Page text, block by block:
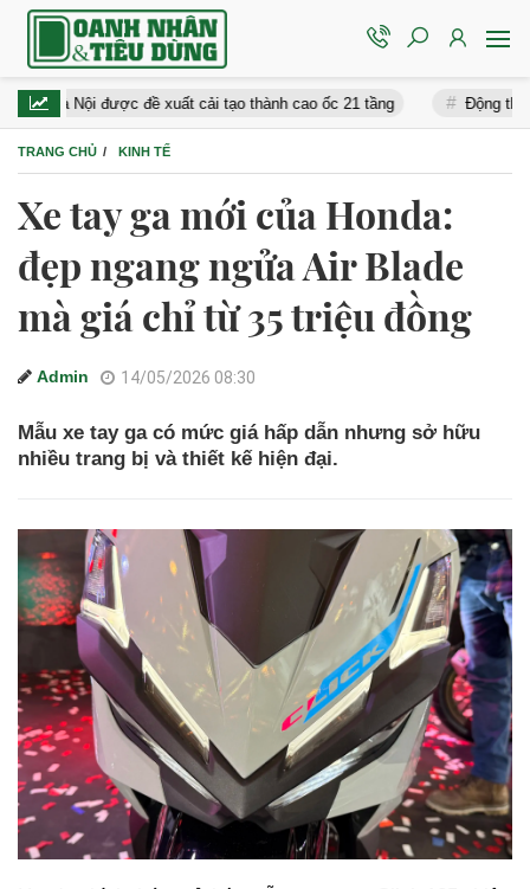
được đề xuất cải tạo thành cao ốc 21 tầng Động thái mới của
TRANG CHỦ KINH TẾ
Xe tay ga mới của Honda:
đẹp ngang ngửa Air Blade
mà giá chỉ từ 35 triệu đồng
Admin 14/05/2026 08:30
Mẫu xe tay ga có mức giá hấp dẫn nhưng sở hữu
nhiều trang bị và thiết kế hiện đại.